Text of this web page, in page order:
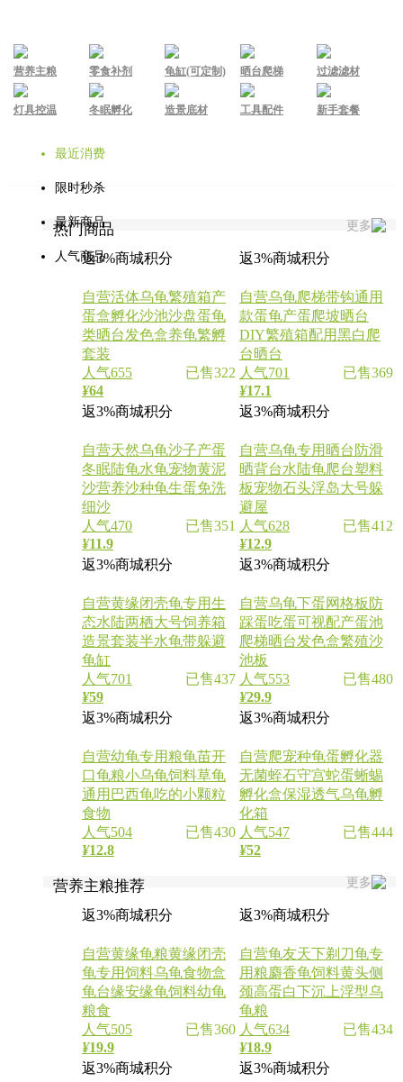
营养主粮 零食补剂 龟缸(可定制) 晒台爬梯 过滤滤材
灯具控温 冬眠孵化 造景底材 工具配件 新手套餐
最近消费
限时秒杀
最新商品
人气商品
更多
热门商品
返3%商城积分 返3%商城积分
自营活体乌龟繁殖箱产
蛋盒孵化沙池沙盘蛋龟
类晒台发色盒养龟繁孵
套装
已售322
人气655
¥64
自营乌龟爬梯带钩通用
款蛋龟产蛋爬坡晒台
DIY繁殖箱配用黑白爬
台晒台
已售369
人气701
¥17.1
返3%商城积分
返3%商城积分
自营天然乌龟沙子产蛋
冬眠陆龟水龟宠物黄泥
沙营养沙种龟生蛋免洗
细沙
已售351
人气470
¥11.9
自营乌龟专用晒台防滑
晒背台水陆龟爬台塑料
板宠物石头浮岛大号躲
避屋
已售412
人气628
¥12.9
返3%商城积分
返3%商城积分
自营黄缘闭壳龟专用生
态水陆两栖大号饲养箱
造景套装半水龟带躲避
龟缸
已售437
人气701
¥59
自营乌龟下蛋网格板防
踩蛋吃蛋可视配产蛋池
爬梯晒台发色盒繁殖沙
池板
已售480
人气553
¥29.9
返3%商城积分
返3%商城积分
自营幼龟专用粮龟苗开
口龟粮小乌龟饲料草龟
通用巴西龟吃的小颗粒
食物
已售430
人气504
¥12.8
自营爬宠种龟蛋孵化器
无菌蛭石守宫蛇蛋蜥蜴
孵化盒保湿透气乌龟孵
化箱
已售444
人气547
¥52
更多
营养主粮推荐
返3%商城积分 返3%商城积分
自营黄缘龟粮黄缘闭壳
龟专用饲料乌龟食物盒
龟台缘安缘龟饲料幼龟
粮食
已售360
人气505
¥19.9
自营龟友天下剃刀龟专
用粮麝香龟饲料黄头侧
颈高蛋白下沉上浮型乌
龟粮
已售434
人气634
¥18.9
返3%商城积分
返3%商城积分